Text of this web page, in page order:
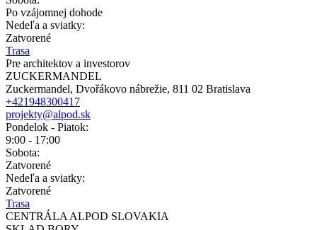
Po vzájomnej dohode
Nedeľa a sviatky:
Zatvorené
Trasa
Pre architektov a investorov
ZUCKERMANDEL
Zuckermandel, Dvořákovo nábrežie, 811 02 Bratislava
+421948300417
projekty@alpod.sk
Pondelok - Piatok:
9:00 - 17:00
Sobota:
Zatvorené
Nedeľa a sviatky:
Zatvorené
Trasa
CENTRÁLA ALPOD SLOVAKIA